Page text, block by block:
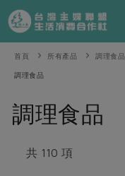
產品分類
當季蔬果
一籃菜
辛香料類
食譜料理
食材
米食
特別企畫
預購活動
綠主張
首頁 所有產品 調理食品
調理食品
調理食品
共 110 項